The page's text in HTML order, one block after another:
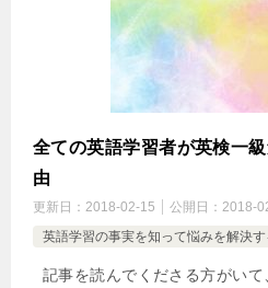
全ての英語学習者が英検一
由
更新日： 2018-02-15 公開日： 2018-
英語学習の事実を知って悩みを解決す
記事を読んでくださる方がい